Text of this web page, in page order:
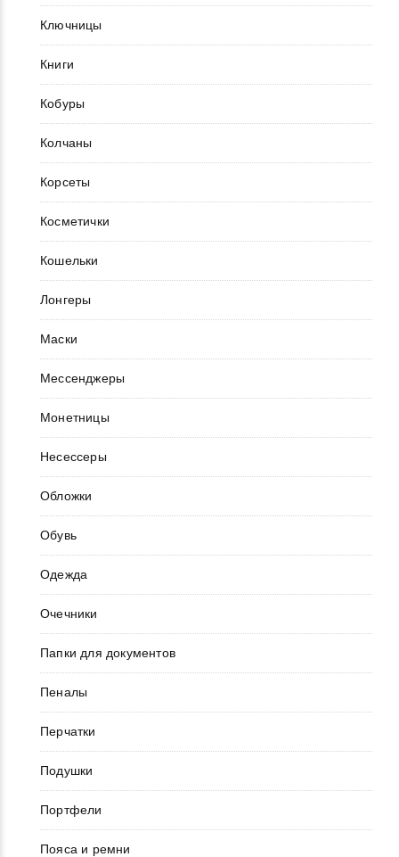
Ключницы
Книги
Кобуры
Колчаны
Корсеты
Косметички
Кошельки
Лонгеры
Маски
Мессенджеры
Монетницы
Несессеры
Обложки
Обувь
Одежда
Очечники
Папки для документов
Пеналы
Перчатки
Подушки
Портфели
Пояса и ремни